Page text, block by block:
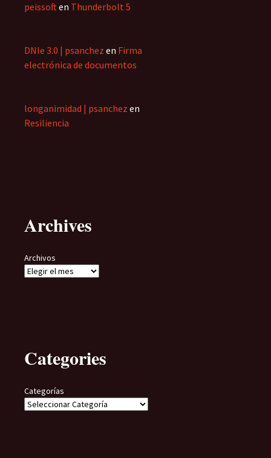
peissoften Thunderbolt 5
DNIe 3.0 | psanchez en Firma
electrónica de documentos
longanimidad | psanchez en
Resiliencia
Archives
Archivos
Categories
Categorías